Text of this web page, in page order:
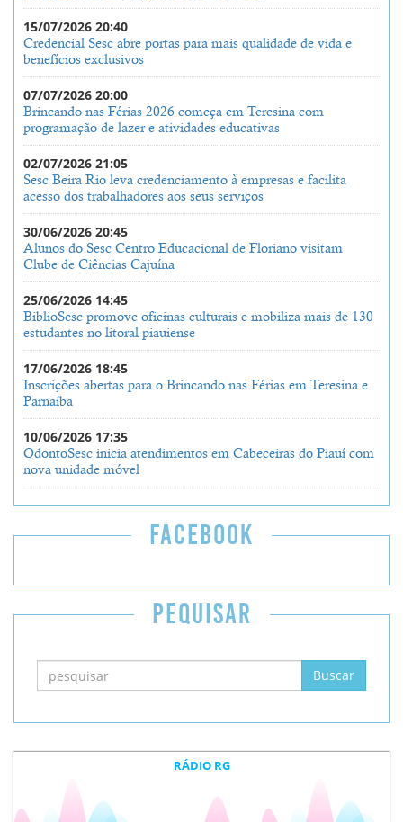
15/07/2026 20:40
Credencial Sesc abre portas para mais qualidade de vida e
benefícios exclusivos
07/07/2026 20:00
Brincando nas Férias 2026 começa em Teresina com
programação de lazer e atividades educativas
02/07/2026 21:05
Sesc Beira Rio leva credenciamento à empresas e facilita
acesso dos trabalhadores aos seus serviços
30/06/2026 20:45
Alunos do Sesc Centro Educacional de Floriano visitam
Clube de Ciências Cajuína
25/06/2026 14:45
BiblioSesc promove oficinas culturais e mobiliza mais de 130
estudantes no litoral piauiense
17/06/2026 18:45
Inscrições abertas para o Brincando nas Férias em Teresina e
Parnaíba
10/06/2026 17:35
OdontoSesc inicia atendimentos em Cabeceiras do Piauí com
nova unidade móvel
FACEBOOK
PEQUISAR
RÁDIO RG